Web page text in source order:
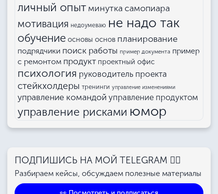
личный опыт минутка самопиара
мотивация недоумеваю не надо так
обучение основы основ планирование
подрядчики поиск работы пример документа пример
с ремонтом продукт проектный офис
психология руководитель проекта
стейкхолдеры тренинги управление изменениями
управление командой управление продуктом
управление рисками юмор
ПОДПИШИСЬ НА МОЙ TELEGRAM 👉🏻
Разбираем кейсы, обсуждаем полезные материалы